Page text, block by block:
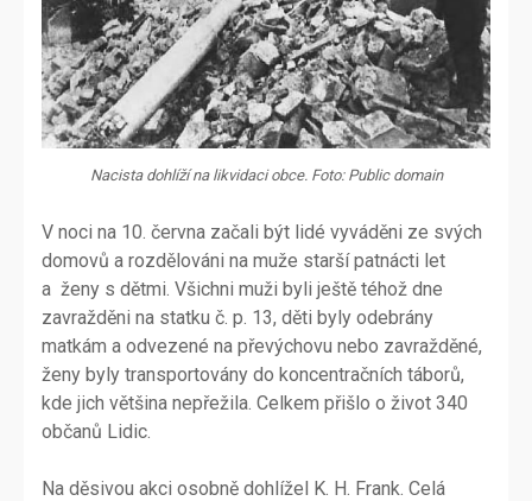
Nacista dohlíží na likvidaci obce. Foto: Public domain
V noci na 10. června začali být lidé vyváděni ze svých
domovů a rozdělováni na muže starší patnácti let
a ženy s dětmi. Všichni muži byli ještě téhož dne
zavražděni na statku č. p. 13, děti byly odebrány
matkám a odvezené na převýchovu nebo zavražděné,
ženy byly transportovány do koncentračních táborů,
kde jich většina nepřežila. Celkem přišlo o život 340
občanů Lidic.
Na děsivou akci osobně dohlížel K. H. Frank. Celá